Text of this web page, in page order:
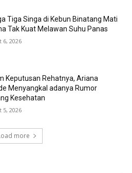
Tiga Singa di Kebun Binatang Mati
Tak Kuat Melawan Suhu Panas
6, 2026
Keputusan Rehatnya, Ariana
Menyangkal adanya Rumor
Kesehatan
5, 2026
more